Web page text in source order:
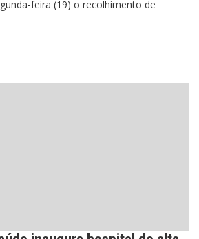
feira (19) o recolhimento de